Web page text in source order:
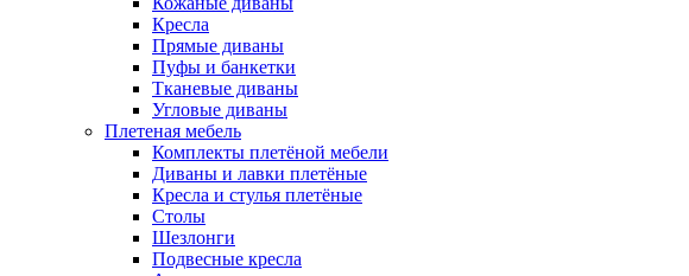
Кресла
Прямые диваны
Пуфы и банкетки
Тканевые диваны
Угловые диваны
Плетеная мебель
Комплекты плетёной мебели
Диваны и лавки плетёные
Кресла и стулья плетёные
Столы
Шезлонги
Подвесные кресла